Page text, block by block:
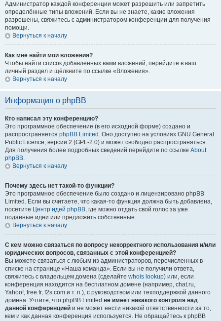
Администратор каждой конференции может разрешить или запретить
определённые типы вложений. Если вы не знаете, какие вложения
разрешены, свяжитесь с администратором конференции для получения
помощи.
Вернуться к началу
Как мне найти мои вложения?
Чтобы найти список добавленных вами вложений, перейдите в ваш
личный раздел и щёлкните по ссылке «Вложения».
Вернуться к началу
Информация о phpBB
Кто написал эту конференцию?
Это программное обеспечение (в его исходной форме) создано и
распространяется phpBB Limited . Оно доступно на условиях GNU General
Public Licence, версии 2 (GPL-2.0) и может свободно распространяться.
Для получения более подробных сведений перейдите по ссылке About
phpBB.
Вернуться к началу
Почему здесь нет такой-то функции?
Это программное обеспечение было создано и лицензировано phpBB
Limited. Если вы считаете, что какая-то функция должна быть добавлена,
посетите Центр идей phpBB, где можно отдать свой голос за уже
поданные идеи или предложить собственные.
Вернуться к началу
С кем можно связаться по вопросу некорректного использования и/или
юридических вопросов, связанных с этой конференцией?
Вы можете связаться с любым из администраторов, перечисленных в
списке на странице «Наша команда». Если вы не получили ответа,
свяжитесь с владельцем домена (сделайте whois lookup) или, если
конференция находится на бесплатном домене (например, chat.ru,
Yahoo!, free.fr, f2s.com и т. п.), с руководством или техподдержкой данного
домена. Учтите, что phpBB Limited не имеет никакого контроля над
данной конференцией и не может нести никакой ответственности за то,
кем и как данная конференция используется. Не обращайтесь к phpBB